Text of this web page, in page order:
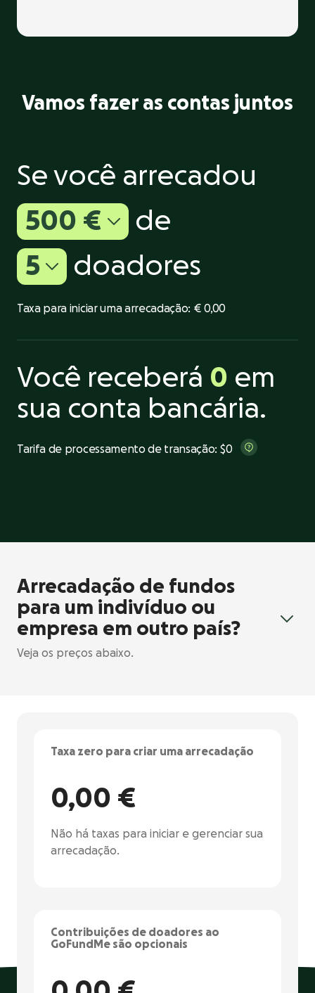
Vamos fazer as contas juntos
Se você arrecadou
500 €
de
5
doadores
Taxa para iniciar uma arrecadação: € 0,00
Você receberá 0 em
sua conta bancária.
Tarifa de processamento de transação: $0
Arrecadação de fundos
para um indivíduo ou
empresa em outro país?
Veja os preços abaixo.
Taxa zero para criar uma arrecadação
0,00 €
Não há taxas para iniciar e gerenciar sua
arrecadação.
Contribuições de doadores ao
GoFundMe são opcionais